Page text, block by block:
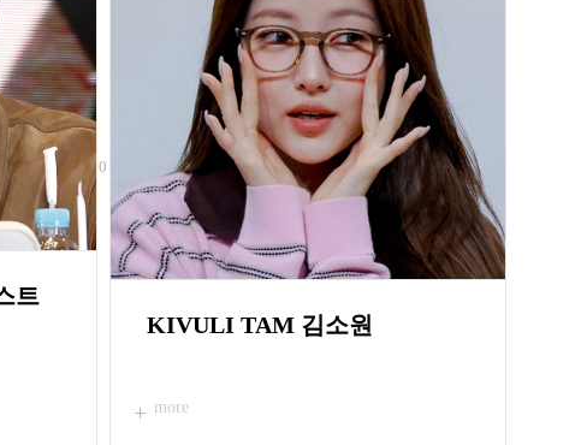
우
KIVULI MUKE B1A4 신우
more
트
KIVULI TAM 김소원
more
8 9 10